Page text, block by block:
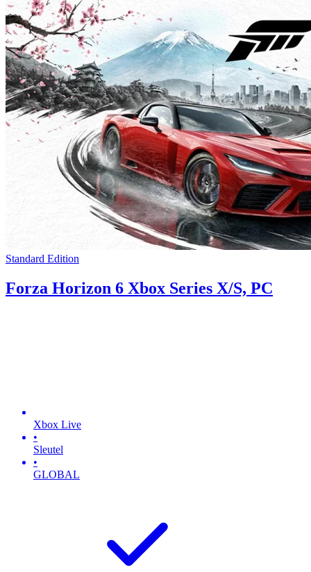
Standard Edition
Forza Horizon 6 Xbox Series X/S, PC
Xbox Live
•
Sleutel
•
GLOBAL